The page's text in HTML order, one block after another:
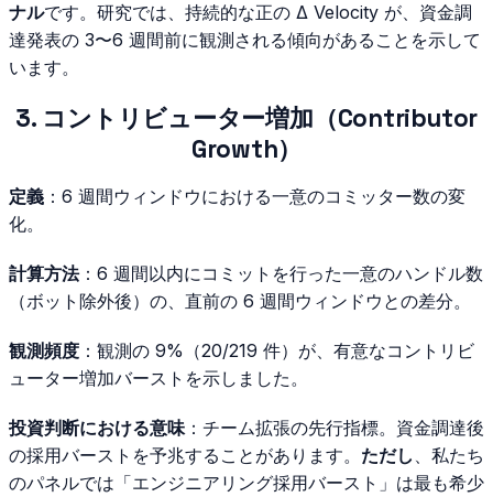
ナルです。研究では、持続的な正の Δ Velocity が、資金調
達発表の 3〜6 週間前に観測される傾向があることを示して
います。
3. コントリビューター増加（Contributor
Growth）
定義 ：6 週間ウィンドウにおける一意のコミッター数の変
化。
計算方法：6 週間以内にコミットを行った一意のハンドル数
（ボット除外後）の、直前の 6 週間ウィンドウとの差分。
観測頻度 ：観測の 9%（20/219 件）が、有意なコントリビ
ューター増加バーストを示しました。
投資判断における意味：チーム拡張の先行指標。資金調達後
の採用バーストを予兆することがあります。 ただし 、私たち
のパネルでは「エンジニアリング採用バースト」は最も希少